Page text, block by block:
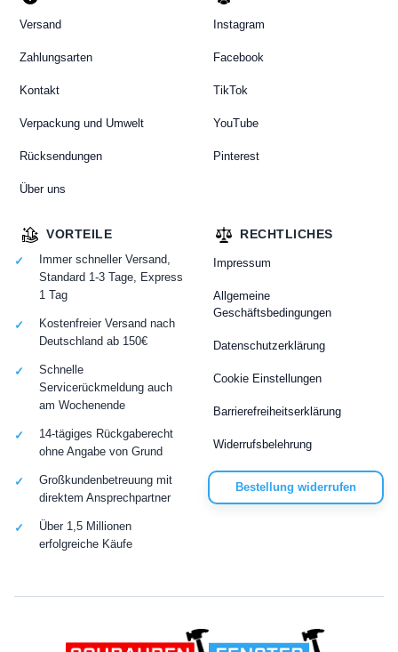
Versand
Zahlungsarten
Kontakt
Verpackung und Umwelt
Rücksendungen
Über uns
Instagram
Facebook
TikTok
YouTube
Pinterest
RECHTLICHES
Impressum
Allgemeine
Geschäftsbedingungen
Datenschutzerklärung
Cookie Einstellungen
Barrierefreiheitserklärung
Widerrufsbelehrung
Bestellung widerrufen
VORTEILE
Immer schneller Versand,
Standard 1-3 Tage, Express
1 Tag
Kostenfreier Versand nach
Deutschland ab 150€
Schnelle
Servicerückmeldung auch
am Wochenende
14-tägiges Rückgaberecht
ohne Angabe von Grund
Großkundenbetreuung mit
direktem Ansprechpartner
Über 1,5 Millionen
erfolgreiche Käufe